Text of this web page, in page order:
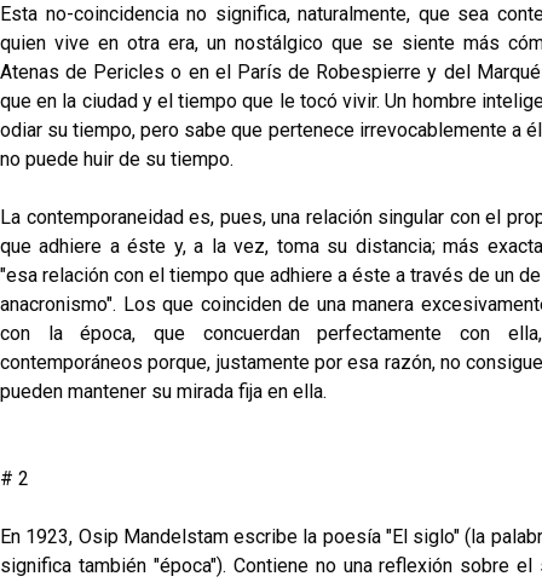
Esta no-coincidencia no significa, naturalmente, que sea
quien vive en otra era, un nostálgico que se siente más
Atenas de Pericles o en el París de Robespierre y del
que en la ciudad y el tiempo que le tocó vivir. Un hombre
odiar su tiempo, pero sabe que pertenece irrevocablemente a
no puede huir de su tiempo.
La contemporaneidad es, pues, una relación singular con el
que adhiere a éste y, a la vez, toma su distancia; más
"esa relación con el tiempo que adhiere a éste a través de un
anacronismo". Los que coinciden de una manera
con la época, que concuerdan perfectamente con
contemporáneos porque, justamente por esa razón, no
pueden mantener su mirada fija en ella.
# 2
En 1923, Osip Mandelstam escribe la poesía "El siglo" (la
significa también "época"). Contiene no una reflexión sobre